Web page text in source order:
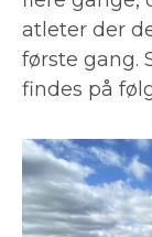
atleter der
første gang.
findes på